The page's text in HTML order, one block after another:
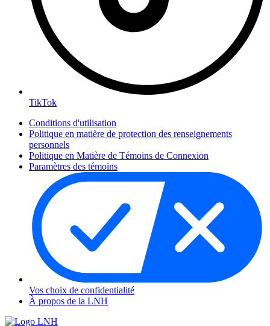
TikTok
Conditions d'utilisation
Politique en matière de protection des renseignements
personnels
Politique en Matière de Témoins de Connexion
Paramètres des témoins
Vos choix de confidentialité
À propos de la LNH